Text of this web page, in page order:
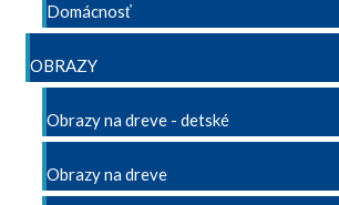
Domácnosť
OBRAZY
Obrazy na dreve - detské
Obrazy na dreve